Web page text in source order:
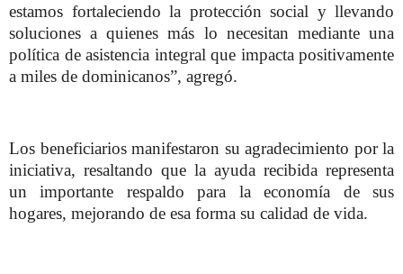
estamos fortaleciendo la protección social y llevando
soluciones a quienes más lo necesitan mediante una
política de asistencia integral que impacta positivamente
a miles de dominicanos”, agregó.
Los beneficiarios manifestaron su agradecimiento por la
iniciativa, resaltando que la ayuda recibida representa
un importante respaldo para la economía de sus
hogares, mejorando de esa forma su calidad de vida.